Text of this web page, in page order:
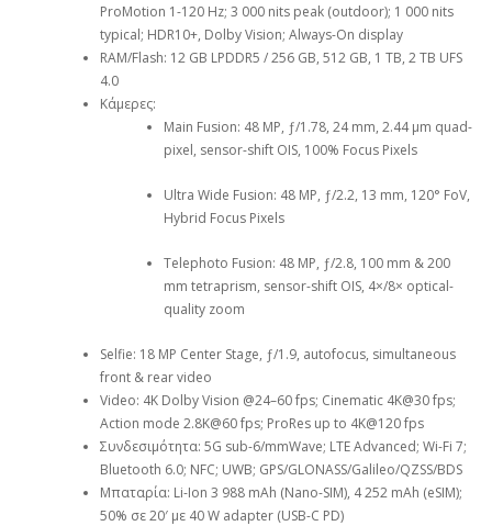
ProMotion 1-120 Hz; 3 000 nits peak (outdoor); 1 000 nits
typical; HDR10+, Dolby Vision; Always-On display
RAM/Flash: 12 GB LPDDR5 / 256 GB, 512 GB, 1 TB, 2 TB UFS
4.0
Κάμερες:
Main Fusion: 48 MP, ƒ/1.78, 24 mm, 2.44 μm quad-
pixel, sensor-shift OIS, 100% Focus Pixels
Ultra Wide Fusion: 48 MP, ƒ/2.2, 13 mm, 120° FoV,
Hybrid Focus Pixels
Telephoto Fusion: 48 MP, ƒ/2.8, 100 mm & 200
mm tetraprism, sensor-shift OIS, 4×/8× optical-
quality zoom
Selfie: 18 MP Center Stage, ƒ/1.9, autofocus, simultaneous
front & rear video
Video: 4K Dolby Vision @24–60 fps; Cinematic 4K@30 fps;
Action mode 2.8K@60 fps; ProRes up to 4K@120 fps
Συνδεσιμότητα: 5G sub-6/mmWave; LTE Advanced; Wi-Fi 7;
Bluetooth 6.0; NFC; UWB; GPS/GLONASS/Galileo/QZSS/BDS
Μπαταρία: Li-Ion 3 988 mAh (Nano-SIM), 4 252 mAh (eSIM);
50% σε 20′ με 40 W adapter (USB-C PD)